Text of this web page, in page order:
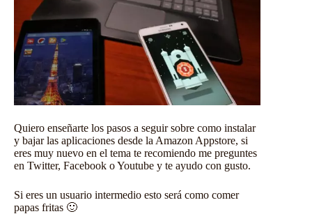
Quiero enseñarte los pasos a seguir sobre como instalar
y bajar las aplicaciones desde la Amazon Appstore, si
eres muy nuevo en el tema te recomiendo me preguntes
en Twitter, Facebook o Youtube y te ayudo con gusto.
Si eres un usuario intermedio esto será como comer
papas fritas 🙂